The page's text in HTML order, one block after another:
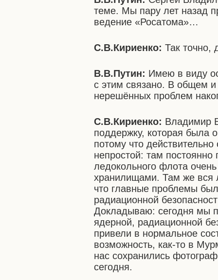
теме. Мы пару лет назад
ведение «Росатома»…
С.В.Кириенко: Так точно,
В.В.Путин: Имею в виду
с этим связано. В общем
нерешённых проблем
С.В.Кириенко: Владимир
поддержку, которая была
потому что
непростой: там постоянно
ледокольного флота
хранилищами. Там же вся
что главные проблемы
радиационной
Докладываю: сегодня мы
ядерной, радиационной
привели в нормальное
возможность, как-то в
нас сохранились
сегодня.